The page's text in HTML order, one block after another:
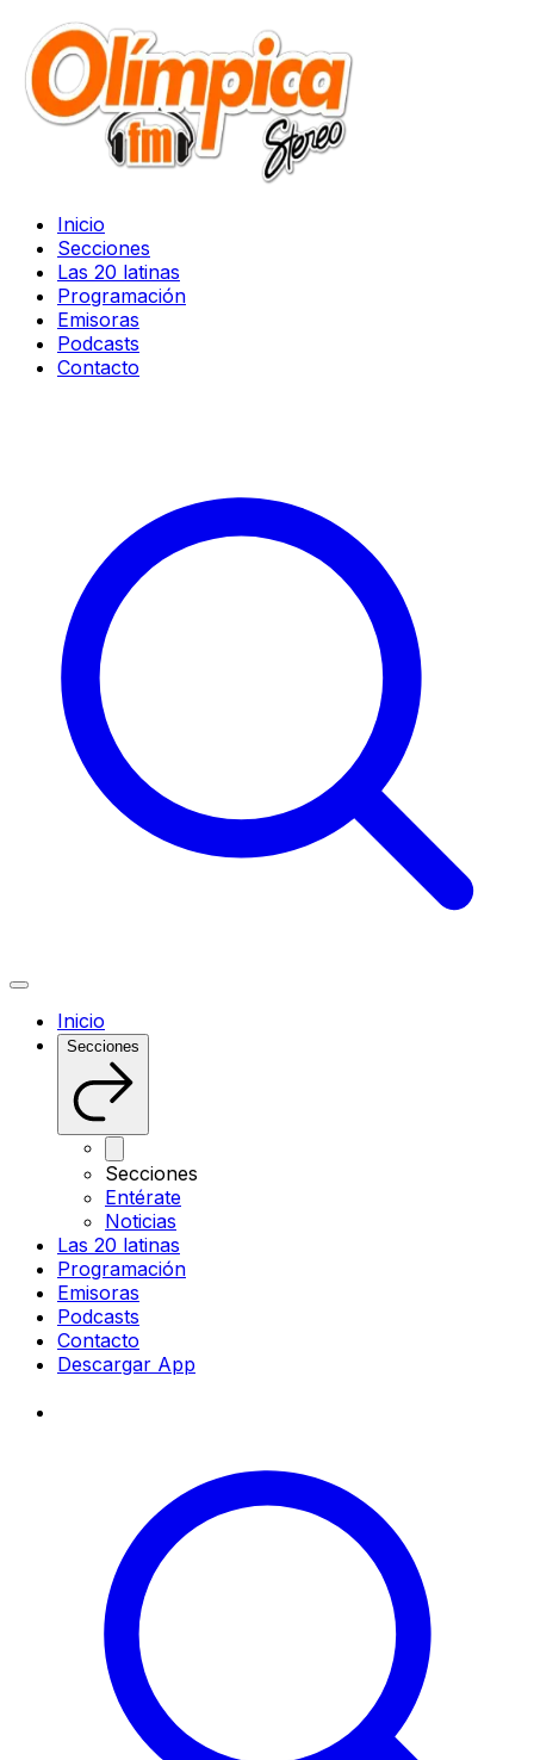
Inicio
Secciones
Las 20 latinas
Programación
Emisoras
Podcasts
Contacto
Inicio
Secciones
Secciones
Entérate
Noticias
Las 20 latinas
Programación
Emisoras
Podcasts
Contacto
Descargar App